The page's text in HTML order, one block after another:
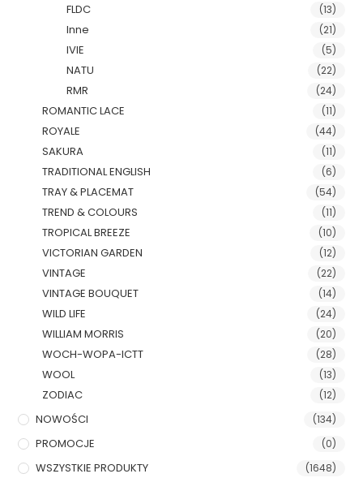
FLDC (13)
Inne (21)
IVIE (5)
NATU (22)
RMR (24)
ROMANTIC LACE (11)
ROYALE (44)
SAKURA (11)
TRADITIONAL ENGLISH (6)
TRAY & PLACEMAT (54)
TREND & COLOURS (11)
TROPICAL BREEZE (10)
VICTORIAN GARDEN (12)
VINTAGE (22)
VINTAGE BOUQUET (14)
WILD LIFE (24)
WILLIAM MORRIS (20)
WOCH-WOPA-ICTT (28)
WOOL (13)
ZODIAC (12)
NOWOŚCI (134)
PROMOCJE (0)
WSZYSTKIE PRODUKTY (1648)